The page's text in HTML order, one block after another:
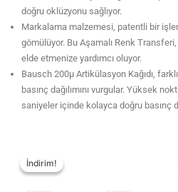
doğru oklüzyonu sağlıyor.
Markalama malzemesi, patentli bir
gömülüyor. Bu Aşamalı Renk
elde etmenize yardımcı oluyor.
Bausch 200µ Artikülasyon Kağıdı,
basınç dağılımını vurgular. Yüksek
saniyeler içinde kolayca doğru basınç
İndirim!
İndirim!